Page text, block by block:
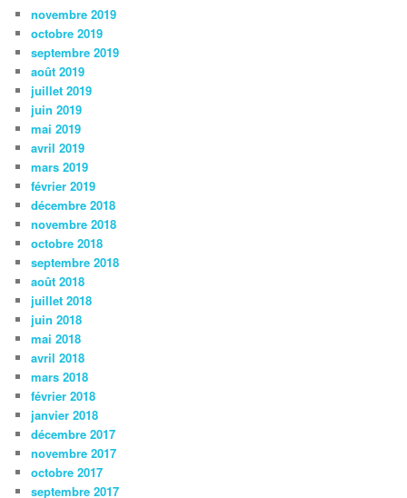
novembre 2019
octobre 2019
septembre 2019
août 2019
juillet 2019
juin 2019
mai 2019
avril 2019
mars 2019
février 2019
décembre 2018
novembre 2018
octobre 2018
septembre 2018
août 2018
juillet 2018
juin 2018
mai 2018
avril 2018
mars 2018
février 2018
janvier 2018
décembre 2017
novembre 2017
octobre 2017
septembre 2017